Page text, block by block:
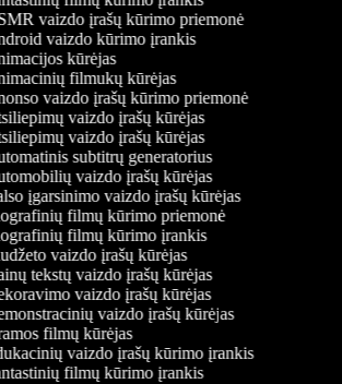
vaizdo įrašų kūrimo priemonė
vaizdo kūrimo įrankis
kūrėjas
filmukų kūrėjas
vaizdo įrašų kūrimo priemonė
vaizdo įrašų kūrėjas
vaizdo įrašų kūrėjas
subtitrų generatorius
vaizdo įrašų kūrėjas
įgarsinimo vaizdo įrašų kūrėjas
filmų kūrimo priemonė
filmų kūrimo įrankis
vaizdo įrašų kūrėjas
tekstų vaizdo įrašų kūrėjas
vaizdo įrašų kūrėjas
vaizdo įrašų kūrėjas
filmų kūrėjas
vaizdo įrašų kūrimo įrankis
filmų kūrimo įrankis